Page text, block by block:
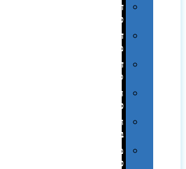
דפוס
טמפון
דפוס
משי
דפוס
סובלימציה
הדפס
פרוצס
חריטה
בלייזר
מהו
פנטון?